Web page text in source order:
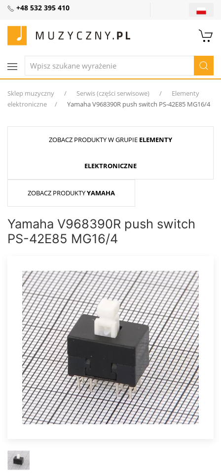
+48 532 395 410
Sklep muzyczny Serwis (części serwisowe)
Elementy
elektroniczne
Yamaha V968390R push switch PS-42E85 MG16/4
ZOBACZ PRODUKTY W GRUPIE ELEMENTY
ELEKTRONICZNE
ZOBACZ PRODUKTYYAMAHA
Yamaha V968390R push switch
PS-42E85 MG16/4